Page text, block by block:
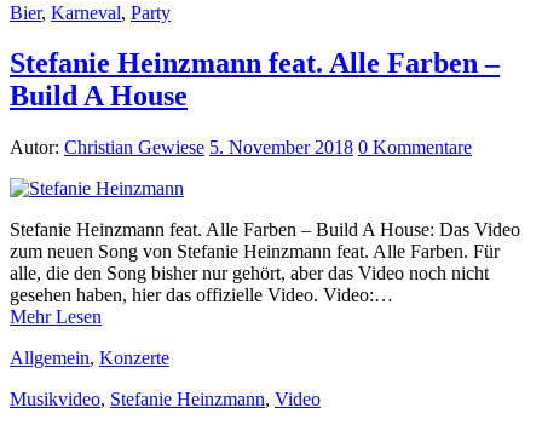
Bier, Karneval, Party
Stefanie Heinzmann feat. Alle Farben –
Build A House
Autor: Christian Gewiese 5. November 2018 0 Kommentare
Stefanie Heinzmann feat. Alle Farben – Build A House: Das Video
zum neuen Song von Stefanie Heinzmann feat. Alle Farben. Für
alle, die den Song bisher nur gehört, aber das Video noch nicht
gesehen haben, hier das offizielle Video. Video:…
Mehr Lesen
Allgemein, Konzerte
Musikvideo, Stefanie Heinzmann, Video